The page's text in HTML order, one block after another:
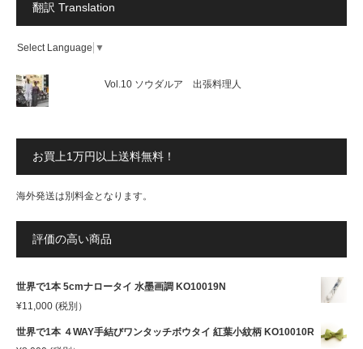
翻訳 Translation
Select Language ▼
Vol.10 ソウダルア 出張料理人
お買上1万円以上送料無料！
海外発送は別料金となります。
評価の高い商品
世界で1本 5cmナロータイ 水墨画調 KO10019N
¥11,000 (税別）
世界で1本 ４WAY手結びワンタッチボウタイ 紅葉小紋柄 KO10010R